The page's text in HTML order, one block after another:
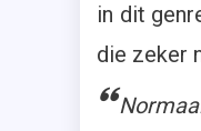
in dit
die zeker